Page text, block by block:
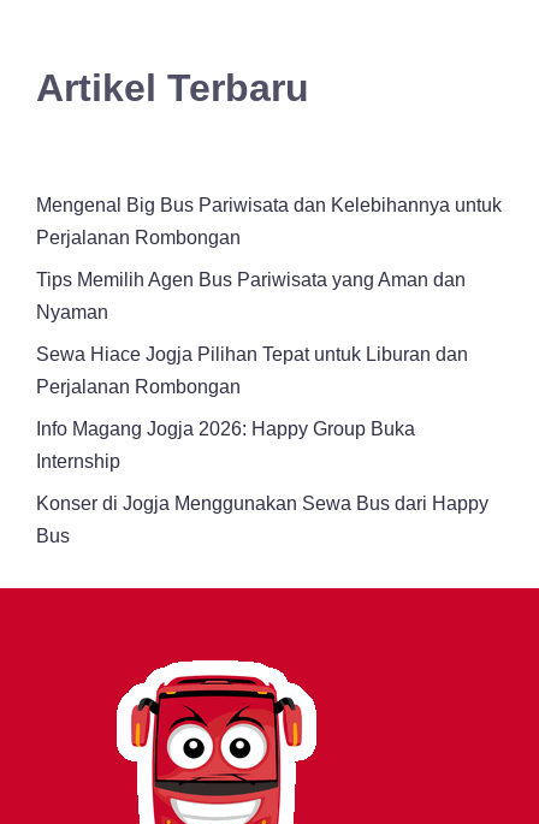
Artikel Terbaru
Mengenal Big Bus Pariwisata dan Kelebihannya untuk
Perjalanan Rombongan
Tips Memilih Agen Bus Pariwisata yang Aman dan
Nyaman
Sewa Hiace Jogja Pilihan Tepat untuk Liburan dan
Perjalanan Rombongan
Info Magang Jogja 2026: Happy Group Buka
Internship
Konser di Jogja Menggunakan Sewa Bus dari Happy
Bus